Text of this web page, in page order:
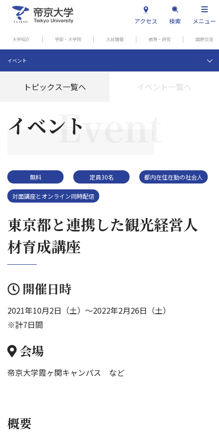
アクセス 検索 メニュー
大学紹介 学部・大学院 入試情報 教育・研究 国際交流
イベント
トピックス一覧へ イベント一覧へ
イベント
無料 定員30名 都内在住在勤の社会人
対面講座とオンライン同時配信
東京都と連携した観光経営人
材育成講座
開催日時
2021年10月2日（土）～2022年2月26日（土）
※計7日間
会場
帝京大学霞ヶ関キャンパス など
概要